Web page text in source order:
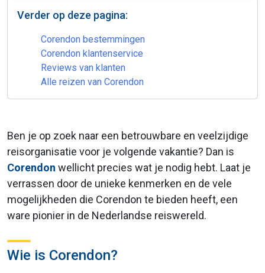
Verder op deze pagina:
Corendon bestemmingen
Corendon klantenservice
Reviews van klanten
Alle reizen van Corendon
Ben je op zoek naar een betrouwbare en veelzijdige
reisorganisatie voor je volgende vakantie? Dan is
Corendon wellicht precies wat je nodig hebt. Laat je
verrassen door de unieke kenmerken en de vele
mogelijkheden die Corendon te bieden heeft, een
ware pionier in de Nederlandse reiswereld.
Wie is Corendon?